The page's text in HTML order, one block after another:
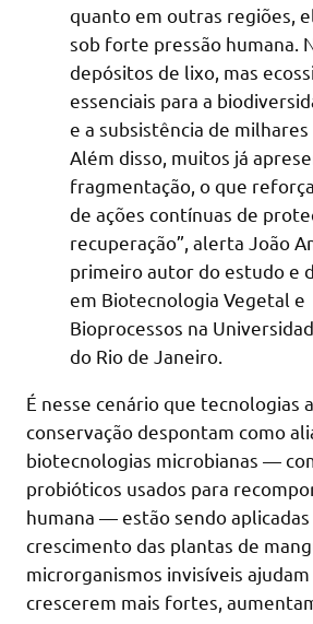
quanto em outras regiões,
sob forte pressão humana.
depósitos de lixo, mas
essenciais para a
e a subsistência de milhares
Além disso, muitos já
fragmentação, o que
de ações contínuas de
recuperação”, alerta João
primeiro autor do estudo e
em Biotecnologia Vegetal e
Bioprocessos na
do Rio de Janeiro.
É nesse cenário que tecnologias
conservação despontam como
biotecnologias microbianas —
probióticos usados para
humana — estão sendo
crescimento das plantas de
microrganismos invisíveis
crescerem mais fortes,